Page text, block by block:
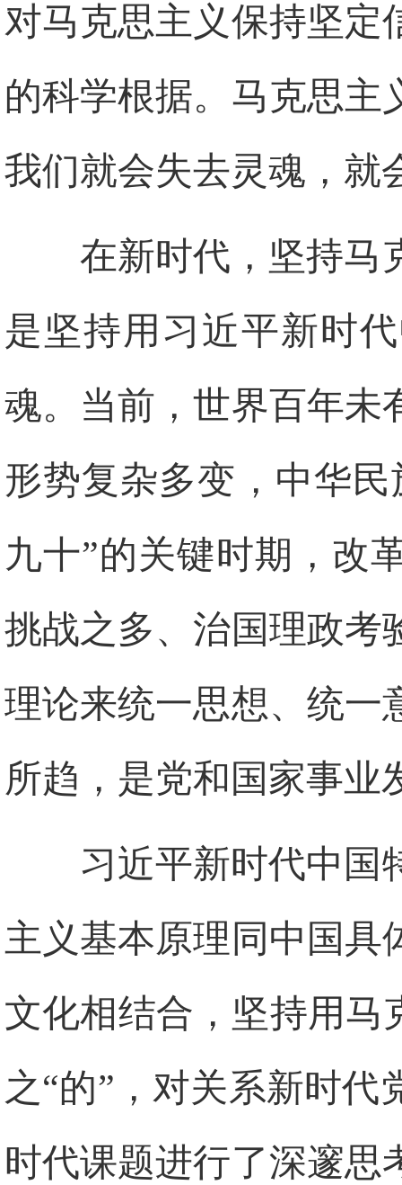
对马克思主义保持坚定
的科学根据。马克思主
我们就会失去灵魂，就
在新时代，坚持马
是坚持用习近平新时
魂。当前，世界百年未
形势复杂多变，中华
九十”的关键时期，改
挑战之多、治国理政考
理论来统一思想、统一
所趋，是党和国家事业
习近平新时代中国
主义基本原理同中国具
文化相结合，坚持用马
之“的”，对关系新时
时代课题进行了深邃思